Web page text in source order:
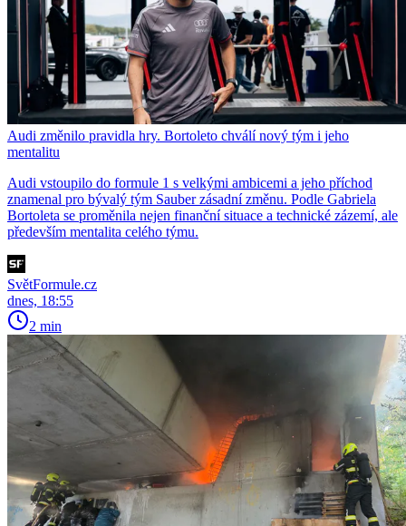
Audi změnilo pravidla hry. Bortoleto chválí nový tým i jeho
mentalitu
Audi vstoupilo do formule 1 s velkými ambicemi a jeho příchod
znamenal pro bývalý tým Sauber zásadní změnu. Podle Gabriela
Bortoleta se proměnila nejen finanční situace a technické zázemí, ale
především mentalita celého týmu.
SvětFormule.cz
dnes, 18:55
2 min